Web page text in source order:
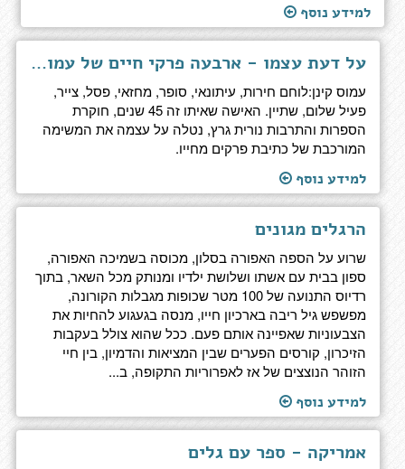
למידע נוסף
על דעת עצמו - ארבעה פרקי חיים של עמוס קינן
עמוס קינן:לוחם חירות, עיתונאי, סופר, מחזאי, פסל, צייר,
פעיל שלום, שתיין. האישה שאיתו זה 45 שנים, חוקרת
הספרות והתרבות נורית גרץ, נטלה על עצמה את המשימה
המורכבת של כתיבת פרקים מחייו.
למידע נוסף
הרגלים מגונים
שרוע על הספה האפורה בסלון, מכוסה בשמיכה האפורה,
ספון בבית עם אשתו ושלושת ילדיו ומנותק מכל השאר, בתוך
רדיוס התנועה של 100 מטר שכופות מגבלות הקורונה,
מפשפש גיל ריבה בארכיון חייו, מנסה בגעגוע להחיות את
הצבעוניות שאפיינה אותם פעם. ככל שהוא צולל בעקבות
הזיכרון, קורסים הפערים שבין המציאות והדמיון, בין חיי
הזוהר הנוצצים של אז לאפרוריות התקופה, ב...
למידע נוסף
אמריקה - ספר עם גלים